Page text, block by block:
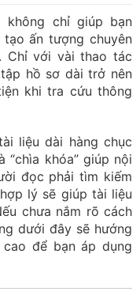
không chỉ giúp bạn
ấn tượng chuyên
Chỉ với vài thao tác
hồ sơ dài trở nên
khi tra cứu thông
liệu dài hàng chục
khóa” giúp nội
đọc phải tìm kiếm
lý sẽ giúp tài liệu
chưa nắm rõ cách
dưới đây sẽ hướng
để bạn áp dụng